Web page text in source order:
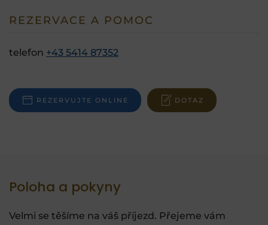
REZERVACE A POMOC
telefon +43 5414 87352
REZERVUJTE ONLINE DOTAZ
Poloha a pokyny
Velmi se těšíme na váš příjezd. Přejeme vám